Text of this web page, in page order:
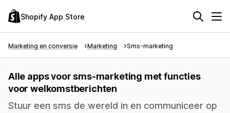
Shopify App Store
Marketing en conversie Marketing Sms-marketing
Alle apps voor sms-marketing met functies
voor welkomstberichten
Stuur een sms de wereld in en communiceer op